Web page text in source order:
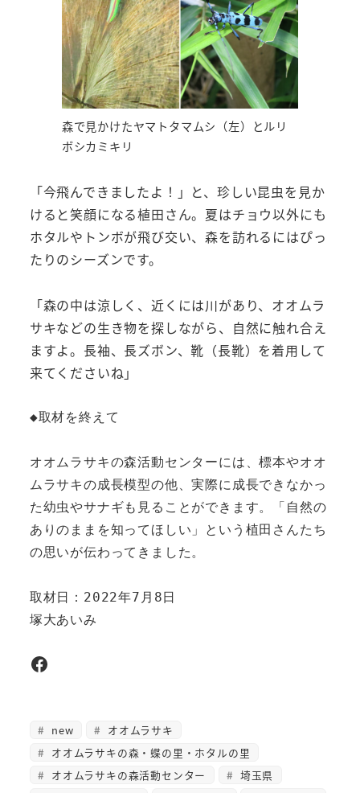
森で見かけたヤマトタマムシ（左）とルリ
ボシカミキリ
「今飛んできましたよ！」と、珍しい昆虫を見か
けると笑顔になる植田さん。夏はチョウ以外にも
ホタルやトンボが飛び交い、森を訪れるにはぴっ
たりのシーズンです。
「森の中は涼しく、近くには川があり、オオムラ
サキなどの生き物を探しながら、自然に触れ合え
ますよ。長袖、長ズボン、靴（長靴）を着用して
来てくださいね」
◆取材を終えて
オオムラサキの森活動センターには、標本やオオ
ムラサキの成長模型の他、実際に成長できなかっ
た幼虫やサナギも見ることができます。「自然の
ありのままを知ってほしい」という植田さんたち
の思いが伝わってきました。
取材日：2022年7月8日
塚大あいみ
Facebook
new
オオムラサキ
オオムラサキの森・蝶の里・ホタルの里
オオムラサキの森活動センター
埼玉県